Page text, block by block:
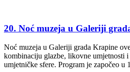
20. Noć muzeja u Galeriji
Noć muzeja u Galeriji grada Krapine
kombinaciju glazbe, likovne umjetnosti
umjetničke sfere. Program je započeo u